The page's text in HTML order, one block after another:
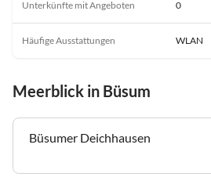
Unterkünfte mit Angeboten 0
Häufige Ausstattungen WLAN
Meerblick in Büsum
Büsumer Deichhausen